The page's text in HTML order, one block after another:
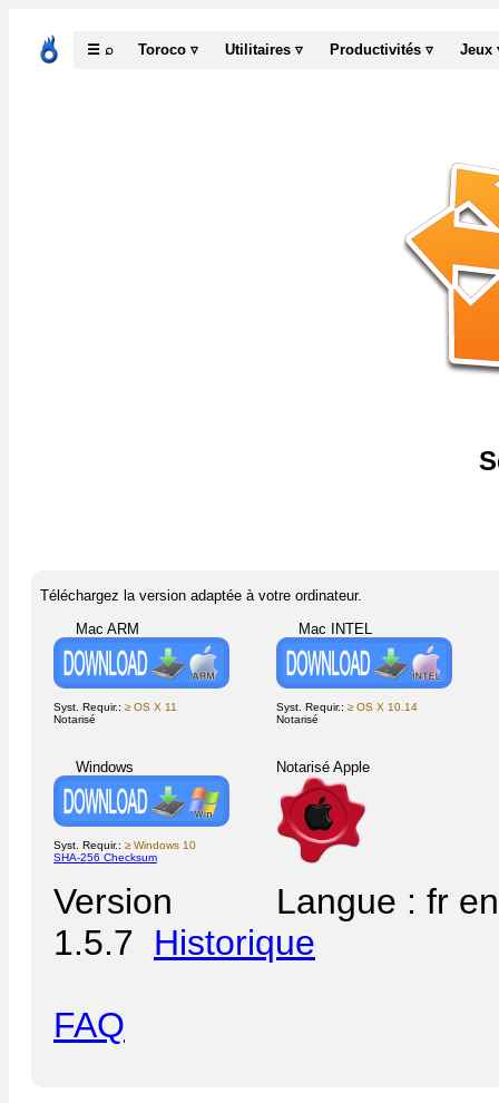
☰ ⌕ Toroco ▿ Utilitaires ▿ Productivités ▿ Jeux
Téléchargez la version adaptée à votre ordinateur.
Mac ARM
Syst. Requir.: ≥ OS X 11
Notarisé
Mac INTEL
Syst. Requir.: ≥ OS X 10.14
Notarisé
Windows
Syst. Requir.: ≥ Windows 10
SHA-256 Checksum
Notarisé Apple
Version
1.5.7 Historique
Langue : fr en
FAQ